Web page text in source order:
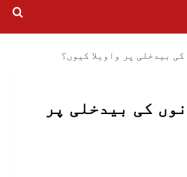
بیدخلی پر واویلا کیوں؟
کی بیدخلی پر